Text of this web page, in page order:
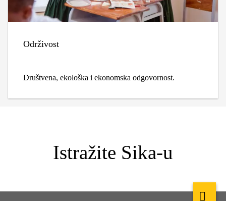
Održivost
Društvena, ekološka i ekonomska odgovornost.
Istražite Sika-u